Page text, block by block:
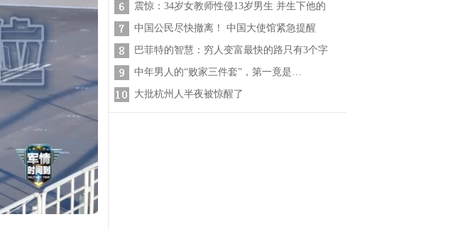
震惊：34岁女教师性侵13岁男生 并生下他的
中国公民尽快撤离！ 中国大使馆紧急提醒
巴菲特的智慧：穷人变富最快的路只有3个字
中年男人的“败家三件套”，第一竟是…
大批杭州人半夜被惊醒了